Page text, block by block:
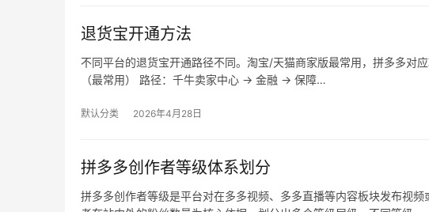
退货宝开通方法
不同平台的退货宝开通路径不同。淘宝/天猫商家版最常用，拼多多对
（最常用） 路径：千牛卖家中心 → 金融 → 保障…
默认分类 2026年4月28日
拼多多创作者等级体系划分
拼多多创作者等级是平台对在多多视频、多多直播等内容板块发布视